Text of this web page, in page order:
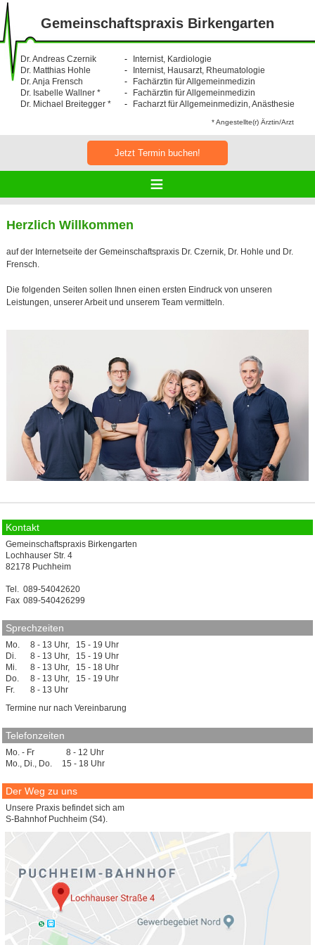
Gemeinschaftspraxis Birkengarten
Dr. Andreas Czernik
Internist, Kardiologie
Dr. Matthias Hohle
Internist, Hausarzt, Rheumatologie
Dr. Anja Frensch
Fachärztin für Allgemeinmedizin
Dr. Isabelle Wallner *
Fachärztin für Allgemeinmedizin
Dr. Michael Breitegger *
Facharzt für Allgemeinmedizin, Anäs­thesie
* Angestellte(r) Ärztin/Arzt
Jetzt Termin buchen!
≡
Herzlich Willkommen
auf der Internetseite der Gemeinschaftspraxis Dr. Czernik, Dr. Hohle und Dr.
Frensch.
Die folgenden Seiten sollen Ihnen einen ersten Eindruck von unseren
Leistungen, unserer Arbeit und unserem Team vermitteln.
Kontakt
Gemeinschaftspraxis Birkengarten
Lochhauser Str. 4
82178 Puchheim
Tel. 089-54042620
Fax 089-540426299
Sprechzeiten
Mo.
8 - 13 Uhr, 15 - 19 Uhr
Di.
8 - 13 Uhr, 15 - 19 Uhr
Mi.
8 - 13 Uhr, 15 - 18 Uhr
Do.
8 - 13 Uhr, 15 - 19 Uhr
Fr.
8 - 13 Uhr
Termine nur nach Vereinbarung
Telefonzeiten
Mo. - Fr
8 - 12 Uhr
Mo., Di., Do.
15 - 18 Uhr
Der Weg zu uns
Unsere Praxis befindet sich am
S-Bahnhof Puchheim (S4).